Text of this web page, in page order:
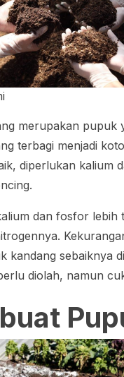
merupakan pupuk
terbagi menjadi
diperlukan kalium
dan fosfor lebih
kandang sebaiknya
diolah, namun